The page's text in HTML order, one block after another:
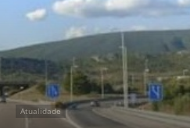
Atualidade